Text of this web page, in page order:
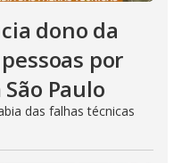
dono da
por
Paulo
das falhas técnicas